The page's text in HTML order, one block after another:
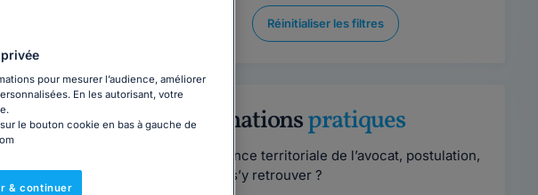
Faites
ce cabinet
Réinitialiser les filtres
Informationspratiques
Compétence territoriale de l’avocat, postulation,
comment s’y retrouver ?
pour mesurer l’audience, améliorer
En les autorisant, votre
le bouton cookie en bas à gauche de
& continuer